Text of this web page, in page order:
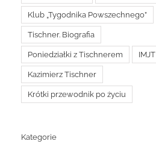
Klub „Tygodnika Powszechnego”
Tischner. Biografia
Poniedziałki z Tischnerem IMJT
Kazimierz Tischner
Krótki przewodnik po życiu
Kategorie